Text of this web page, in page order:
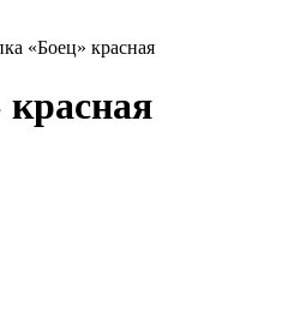
«Боец» красная